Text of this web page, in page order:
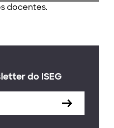
docentes.
do ISEG